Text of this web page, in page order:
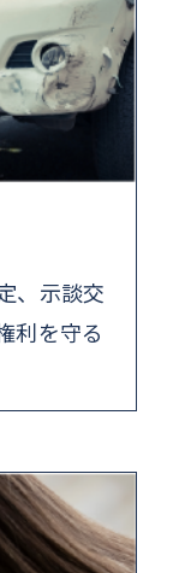
、示談交
利を守る